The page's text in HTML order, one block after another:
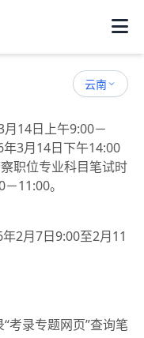
云南
14日上午9:00－
3月14日下午14:00
职位专业科目笔试时
11:00。
2月7日9:00至2月11
考录专题网页”查询笔